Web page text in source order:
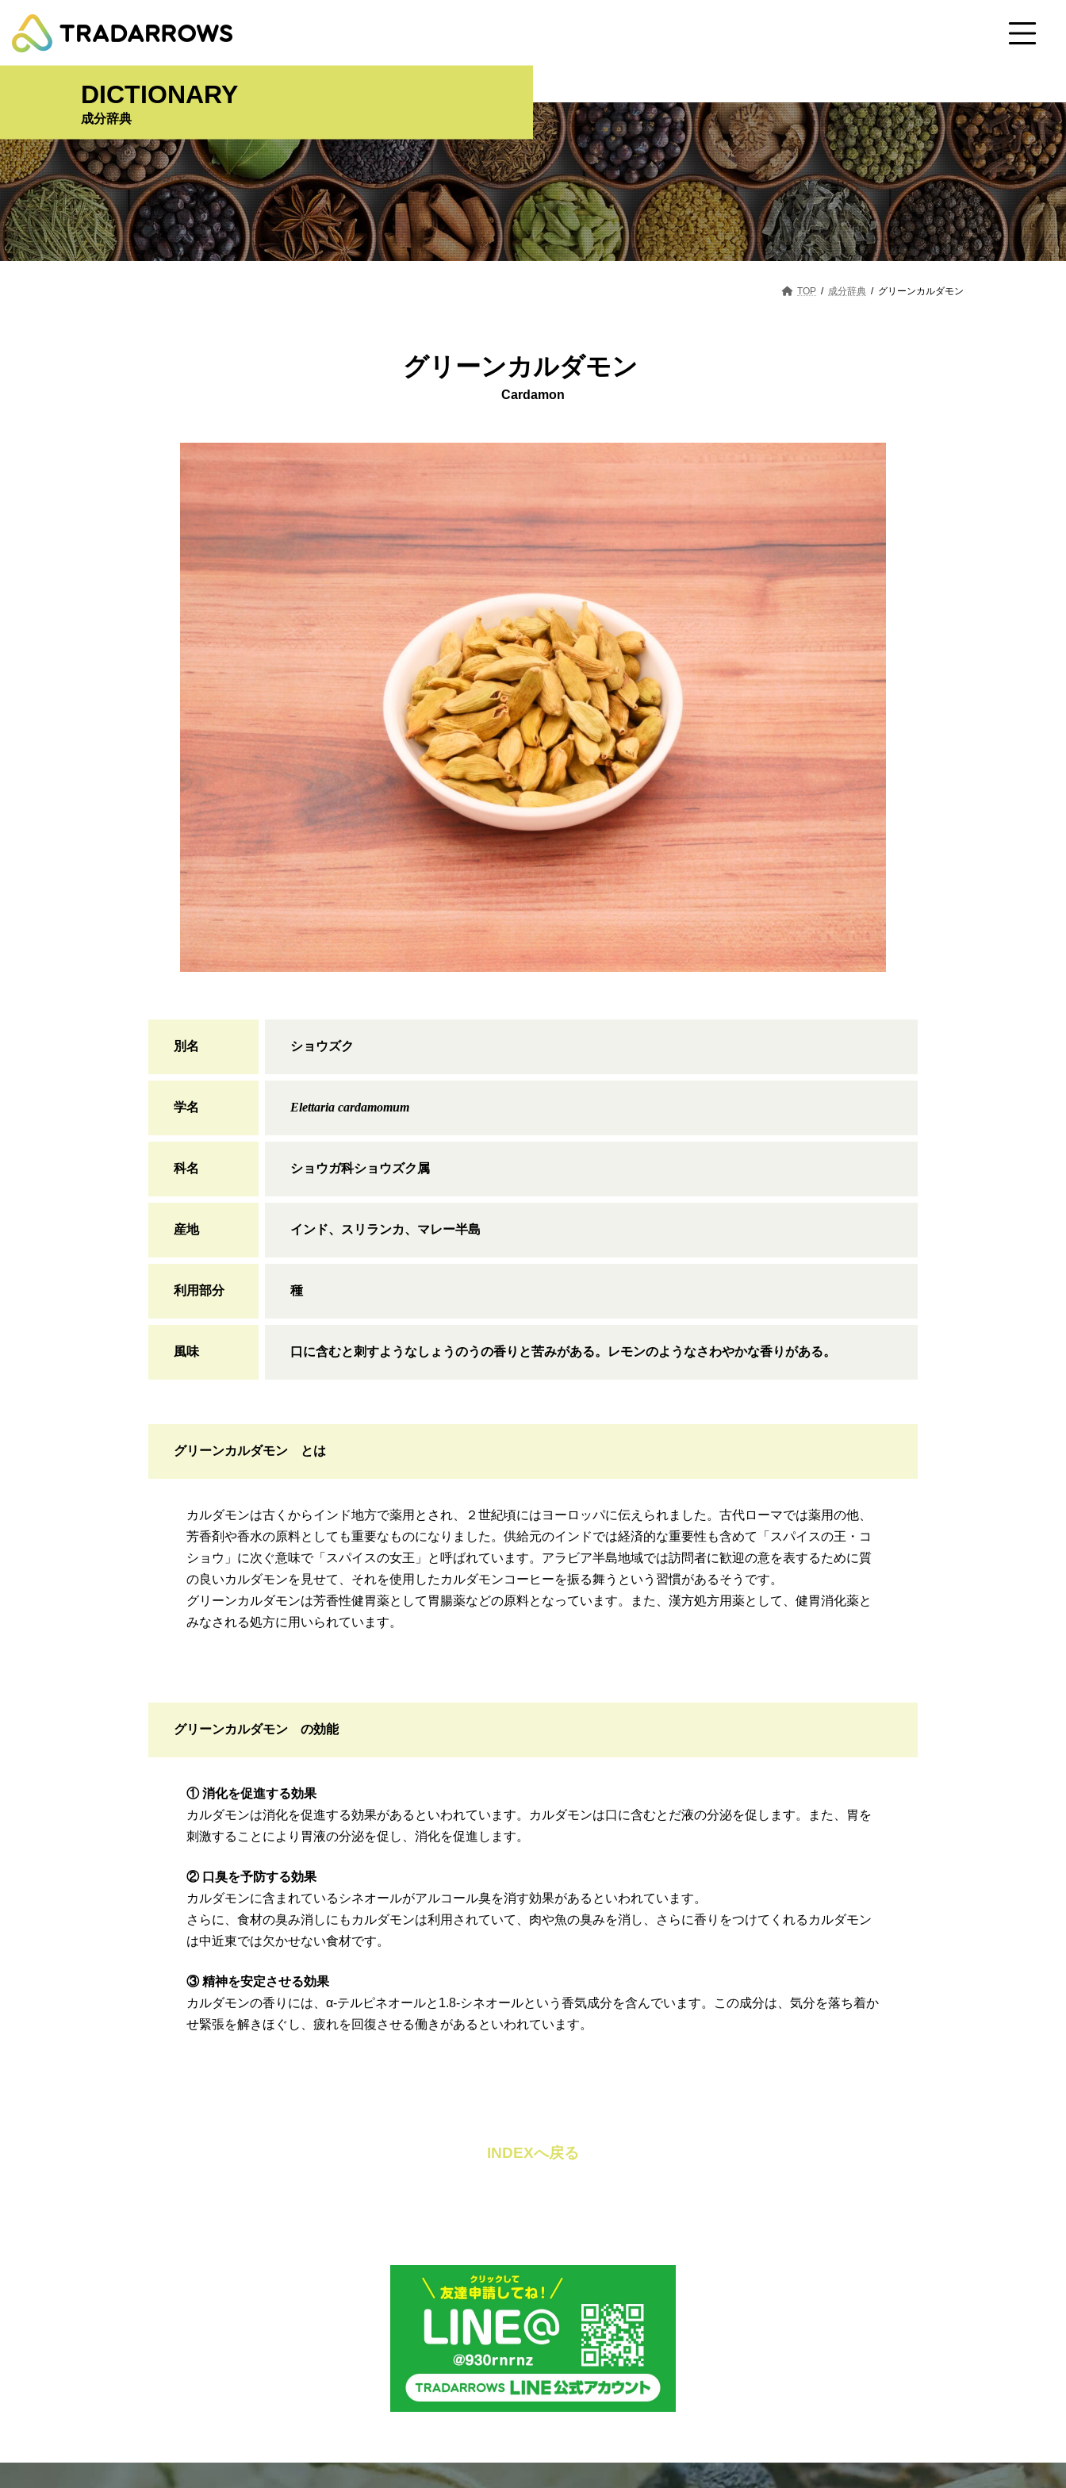
ッ
プ
移
動
DICTIONARY
成分辞典
TOP 成分辞典 グリーンカルダモン
グリーンカルダモン
Cardamon
別名 ショウズク
学名 Elettaria cardamomum
科名 ショウガ科ショウズク属
産地 インド、スリランカ、マレー半島
利用部分 種
風味 口に含むと刺すようなしょうのうの香りと苦みがある。レモンのようなさわやかな香りがある。
グリーンカルダモン とは
カルダモンは古くからインド地方で薬用とされ、２世紀頃にはヨーロッパに伝えられました。古代ローマでは薬用の他、
芳香剤や香水の原料としても重要なものになりました。供給元のインドでは経済的な重要性も含めて「スパイスの王・コ
ショウ」に次ぐ意味で「スパイスの女王」と呼ばれています。アラビア半島地域では訪問者に歓迎の意を表するために質
の良いカルダモンを見せて、それを使用したカルダモンコーヒーを振る舞うという習慣があるそうです。
グリーンカルダモンは芳香性健胃薬として胃腸薬などの原料となっています。また、漢方処方用薬として、健胃消化薬と
みなされる処方に用いられています。
グリーンカルダモン の効能
① 消化を促進する効果
カルダモンは消化を促進する効果があるといわれています。カルダモンは口に含むとだ液の分泌を促します。また、胃を
刺激することにより胃液の分泌を促し、消化を促進します。
② 口臭を予防する効果
カルダモンに含まれているシネオールがアルコール臭を消す効果があるといわれています。
さらに、食材の臭み消しにもカルダモンは利用されていて、肉や魚の臭みを消し、さらに香りをつけてくれるカルダモン
は中近東では欠かせない食材です。
③ 精神を安定させる効果
カルダモンの香りには、α-テルピネオールと1.8-シネオールという香気成分を含んでいます。この成分は、気分を落ち着か
せ緊張を解きほぐし、疲れを回復させる働きがあるといわれています。
INDEXへ戻る